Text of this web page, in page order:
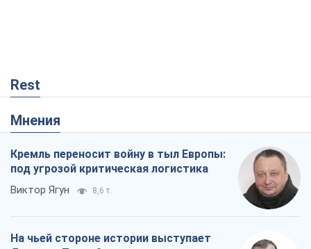
Rest
Мнения
Кремль переносит войну в тыл Европы:
под угрозой критическая логистика
Виктор Ягун 8,6 т.
На чьей стороне истории выступает